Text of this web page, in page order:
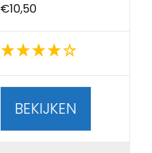
€10,50
BEKIJKEN